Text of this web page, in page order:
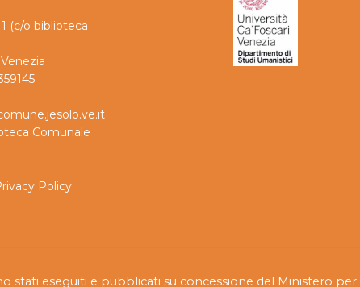
(c/o biblioteca
Comunale
Policy
stati eseguiti e pubblicati su concessione del Ministero